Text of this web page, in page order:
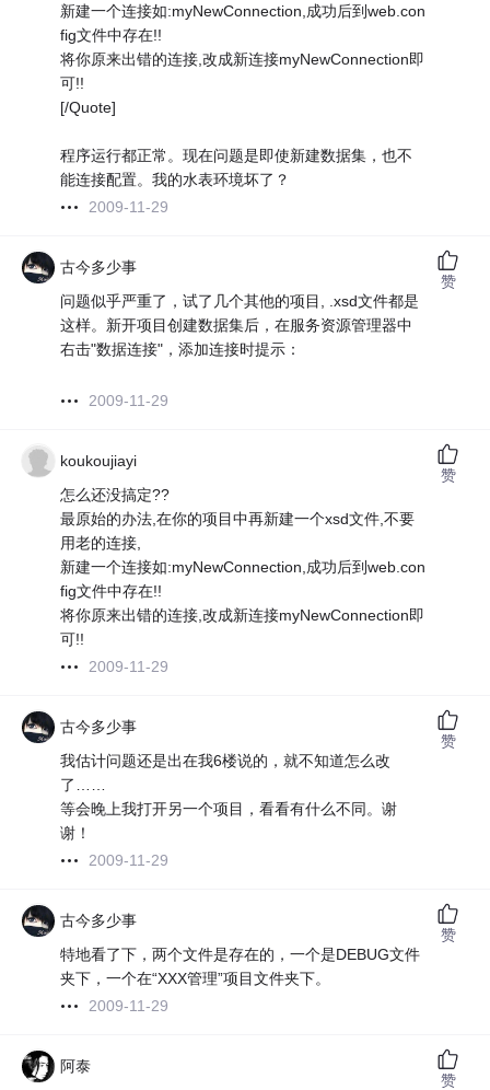
新建一个连接如:myNewConnection,成功后到web.con
fig文件中存在!!
将你原来出错的连接,改成新连接myNewConnection即
可!!
[/Quote]
程序运行都正常。现在问题是即使新建数据集，也不
能连接配置。我的水表环境坏了？
2009-11-29
古今多少事
问题似乎严重了，试了几个其他的项目, .xsd文件都是
这样。新开项目创建数据集后，在服务资源管理器中
右击"数据连接"，添加连接时提示：
2009-11-29
赞
koukoujiayi
怎么还没搞定??
最原始的办法,在你的项目中再新建一个xsd文件,不要
用老的连接,
新建一个连接如:myNewConnection,成功后到web.con
fig文件中存在!!
将你原来出错的连接,改成新连接myNewConnection即
可!!
2009-11-29
赞
古今多少事
我估计问题还是出在我6楼说的，就不知道怎么改
了……
等会晚上我打开另一个项目，看看有什么不同。谢
谢！
2009-11-29
赞
古今多少事
特地看了下，两个文件是存在的，一个是DEBUG文件
夹下，一个在“XXX管理”项目文件夹下。
2009-11-29
赞
阿泰
赞